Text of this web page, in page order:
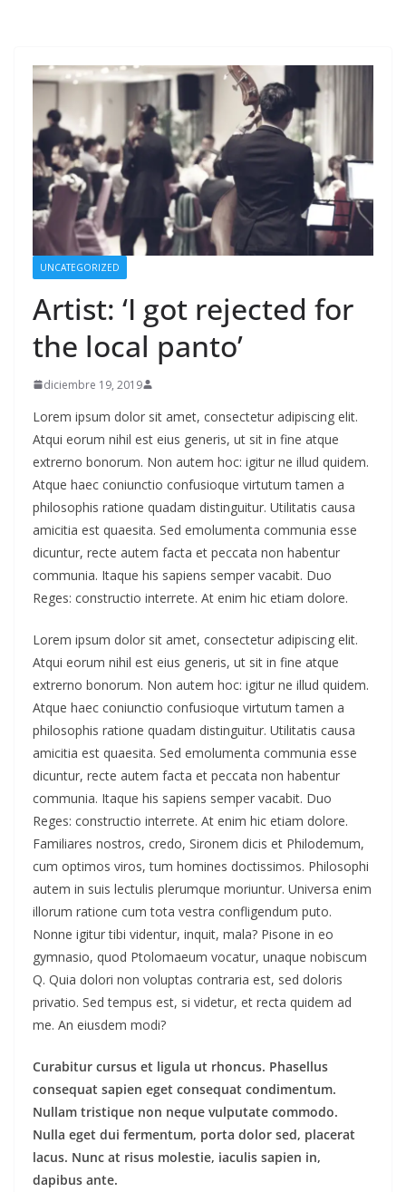
UNCATEGORIZED
Artist: ‘I got rejected for
the local panto’
diciembre 19, 2019
Lorem ipsum dolor sit amet, consectetur adipiscing elit.
Atqui eorum nihil est eius generis, ut sit in fine atque
extrerno bonorum. Non autem hoc: igitur ne illud quidem.
Atque haec coniunctio confusioque virtutum tamen a
philosophis ratione quadam distinguitur. Utilitatis causa
amicitia est quaesita. Sed emolumenta communia esse
dicuntur, recte autem facta et peccata non habentur
communia. Itaque his sapiens semper vacabit. Duo
Reges: constructio interrete. At enim hic etiam dolore.
Lorem ipsum dolor sit amet, consectetur adipiscing elit.
Atqui eorum nihil est eius generis, ut sit in fine atque
extrerno bonorum. Non autem hoc: igitur ne illud quidem.
Atque haec coniunctio confusioque virtutum tamen a
philosophis ratione quadam distinguitur. Utilitatis causa
amicitia est quaesita. Sed emolumenta communia esse
dicuntur, recte autem facta et peccata non habentur
communia. Itaque his sapiens semper vacabit. Duo
Reges: constructio interrete. At enim hic etiam dolore.
Familiares nostros, credo, Sironem dicis et Philodemum,
cum optimos viros, tum homines doctissimos. Philosophi
autem in suis lectulis plerumque moriuntur. Universa enim
illorum ratione cum tota vestra confligendum puto.
Nonne igitur tibi videntur, inquit, mala? Pisone in eo
gymnasio, quod Ptolomaeum vocatur, unaque nobiscum
Q. Quia dolori non voluptas contraria est, sed doloris
privatio. Sed tempus est, si videtur, et recta quidem ad
me. An eiusdem modi?
Curabitur cursus et ligula ut rhoncus. Phasellus
consequat sapien eget consequat condimentum.
Nullam tristique non neque vulputate commodo.
Nulla eget dui fermentum, porta dolor sed, placerat
lacus. Nunc at risus molestie, iaculis sapien in,
dapibus ante.